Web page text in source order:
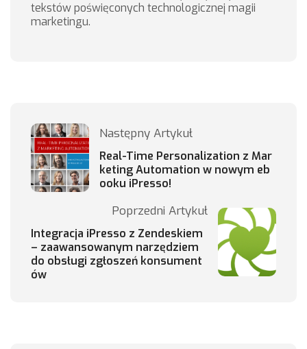
tekstów poświęconych technologicznej magii
marketingu.
Następny Artykuł
Real-Time Personalization z Mar
keting Automation w nowym eb
ooku iPresso!
Poprzedni Artykuł
Integracja iPresso z Zendeskiem
– zaawansowanym narzędziem
do obsługi zgłoszeń konsument
ów